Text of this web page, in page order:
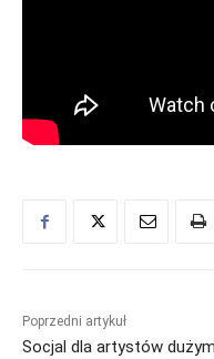
Poprzedni artykuł
Socjal dla artystów dużym